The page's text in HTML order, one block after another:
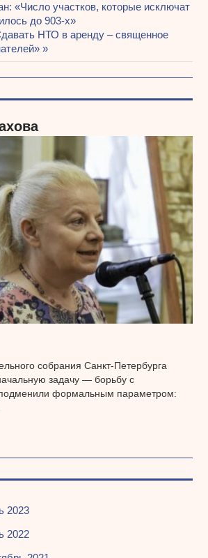
«Число участков, которые исключат
до 903-х»
НТО в аренду – священное
собрания Санкт-Петербурга
задачу — борьбу с
формальным параметром:
2023
2022